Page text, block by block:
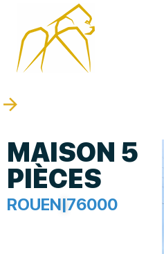
MAISON 5
PIÈCES
ROUEN|76000